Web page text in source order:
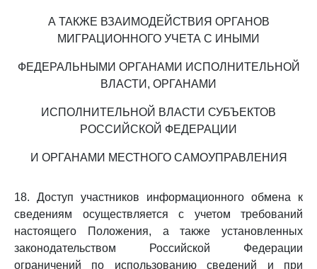
А ТАКЖЕ ВЗАИМОДЕЙСТВИЯ ОРГАНОВ
МИГРАЦИОННОГО УЧЕТА С ИНЫМИ
ФЕДЕРАЛЬНЫМИ ОРГАНАМИ ИСПОЛНИТЕЛЬНОЙ
ВЛАСТИ, ОРГАНАМИ
ИСПОЛНИТЕЛЬНОЙ ВЛАСТИ СУБЪЕКТОВ
РОССИЙСКОЙ ФЕДЕРАЦИИ
И ОРГАНАМИ МЕСТНОГО САМОУПРАВЛЕНИЯ
18. Доступ участников информационного обмена к
сведениям осуществляется с учетом требований
настоящего Положения, а также установленных
законодательством Российской Федерации
ограничений по использованию сведений и при